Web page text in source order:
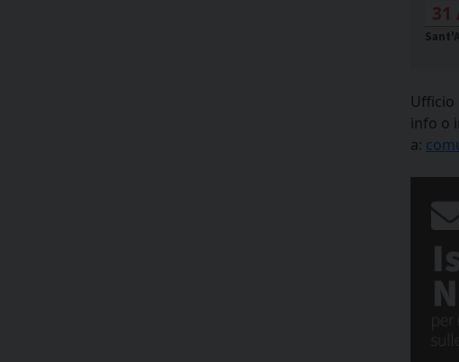
31
Ufficio
info o
a: